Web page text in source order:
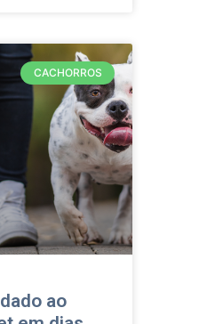
CACHORROS
ao